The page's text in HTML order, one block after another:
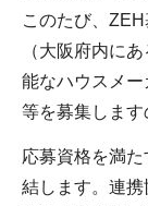
このたび、
（大阪府内に
能なハウスメ
等を募集します
応募資格を満
結します。連携